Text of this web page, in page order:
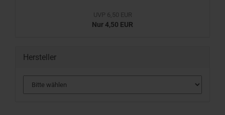
UVP 6,50 EUR
Nur 4,50 EUR
Hersteller